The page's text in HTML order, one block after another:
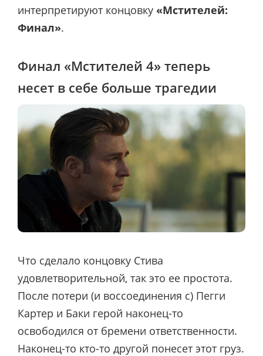
интерпретируют концовку «Мстителей:
Финал».
Финал «Мстителей 4» теперь
несет в себе больше трагедии
Что сделало концовку Стива
удовлетворительной, так это ее простота.
После потери (и воссоединения с) Пегги
Картер и Баки герой наконец-то
освободился от бремени ответственности.
Наконец-то кто-то другой понесет этот груз.